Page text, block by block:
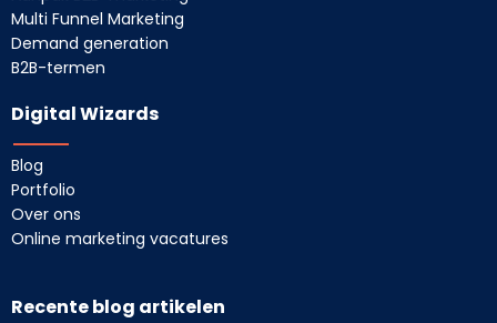
Multi Funnel Marketing
Demand generation
B2B-termen
Digital Wizards
Blog
Portfolio
Over ons
Online marketing vacatures
Recente blog artikelen